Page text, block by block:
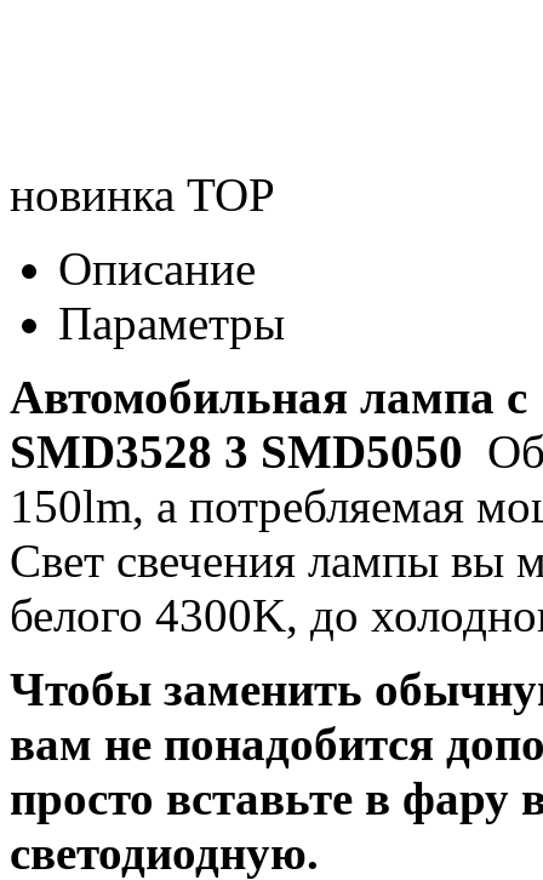
новинка TOP
Описание
Параметры
Автомобильная лампа
SMD3528 3 SMD5050
150lm, а потребляемая
Свет свечения лампы вы
белого 4300K, до
Чтобы заменить
вам не понадобится
просто вставьте в
светодиодную.